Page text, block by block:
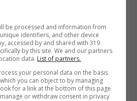
e MarketScreener). La
oltre 1,2 miliardi $ in
indebitamento più
di una struttura
be processed and information from
identifiers, and other device
accessed by and shared with 319
by this site. We and our partners
data. List of partners.
your personal data on the basis
you can object to by managing
for a link at the bottom of this page
or withdraw consent in privacy